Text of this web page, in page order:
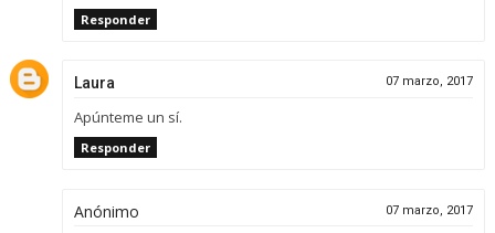
Responder
Laura 07 marzo, 2017
Apúnteme un sí.
Responder
Anónimo 07 marzo, 2017